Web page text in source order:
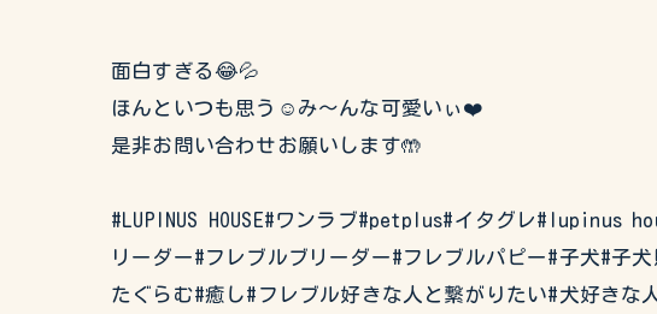
面白すぎる😂💦
ほんといつも思う☺️み〜んな可愛いぃ❤️
是非お問い合わせお願いします🤲
#LUPINUS HOUSE#ワンラブ#petplus#イタグレ#lupinus
リーダー#フレブルブリーダー#フレブルパピー#子犬#子
たぐらむ#癒し#フレブル好きな人と繋がりたい#犬好き